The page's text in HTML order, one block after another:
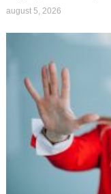
august 5, 2026